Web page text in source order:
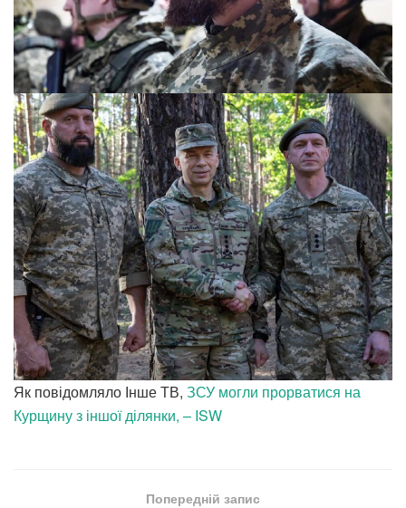
Як повідомляло Інше ТВ, ЗСУ могли прорватися на
Курщину з іншої ділянки, – ISW
Попередній запис